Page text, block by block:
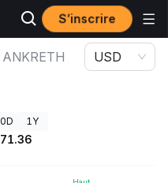
S’inscrire
ETH ANKRETH
ANKRETH USD
1Y